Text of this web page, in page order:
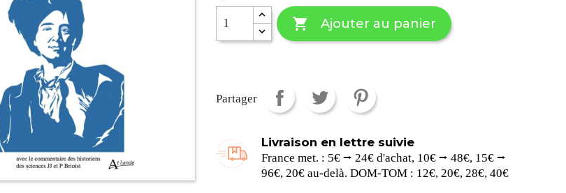
 Ajouter au panier
Partager
Livraison en lettre suivie
France met. : 5€ ⭢ 24€ d'achat, 10€ ⭢ 48€, 15€ ⭢
96€, 20€ au-delà. DOM-TOM : 12€, 20€, 28€, 40€